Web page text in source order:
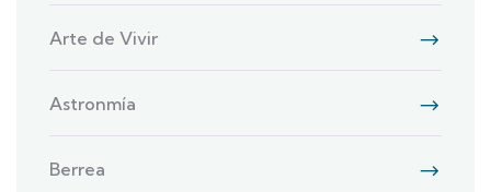
Arte de Vivir
Astronmía
Berrea